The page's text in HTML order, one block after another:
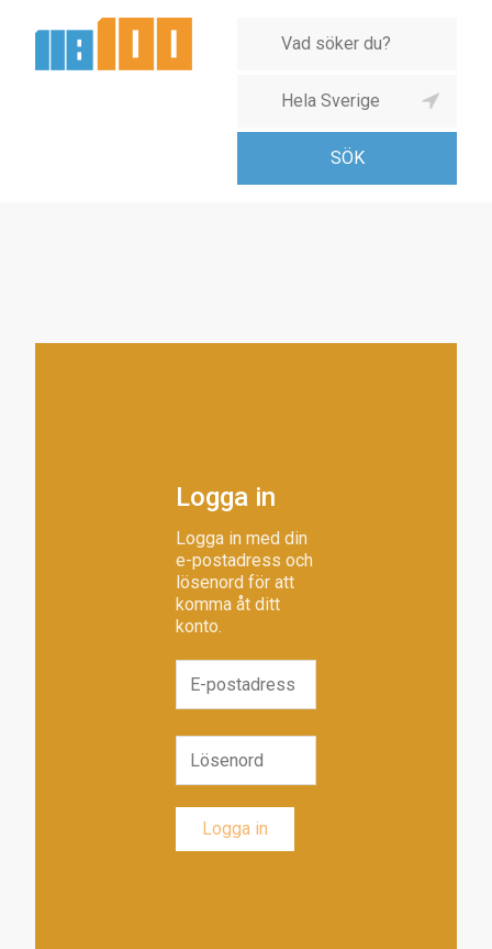
Logga in
Logga in med din
e-postadress och
lösenord för att
komma åt ditt
konto.